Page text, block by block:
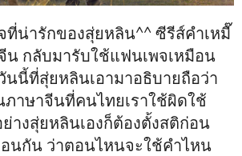
ที่น่ารักของสุ่ยหลิน^^ ซีรีส์คำเหมื๊
น กลับมารับใช้แฟนเพจเหมือน
นนี้ที่สุ่ยหลินเอามาอธิบายถือว่า
าษาจีนที่คนไทยเราใช้ผิดใช้
างสุ่ยหลินเองก็ต้องตั้งสติก่อน
อนกัน ว่าตอนไหนจะใช้คำไหน